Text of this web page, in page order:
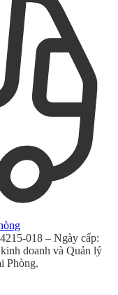
018 – Ngày cấp:
doanh và Quản lý
Phòng.